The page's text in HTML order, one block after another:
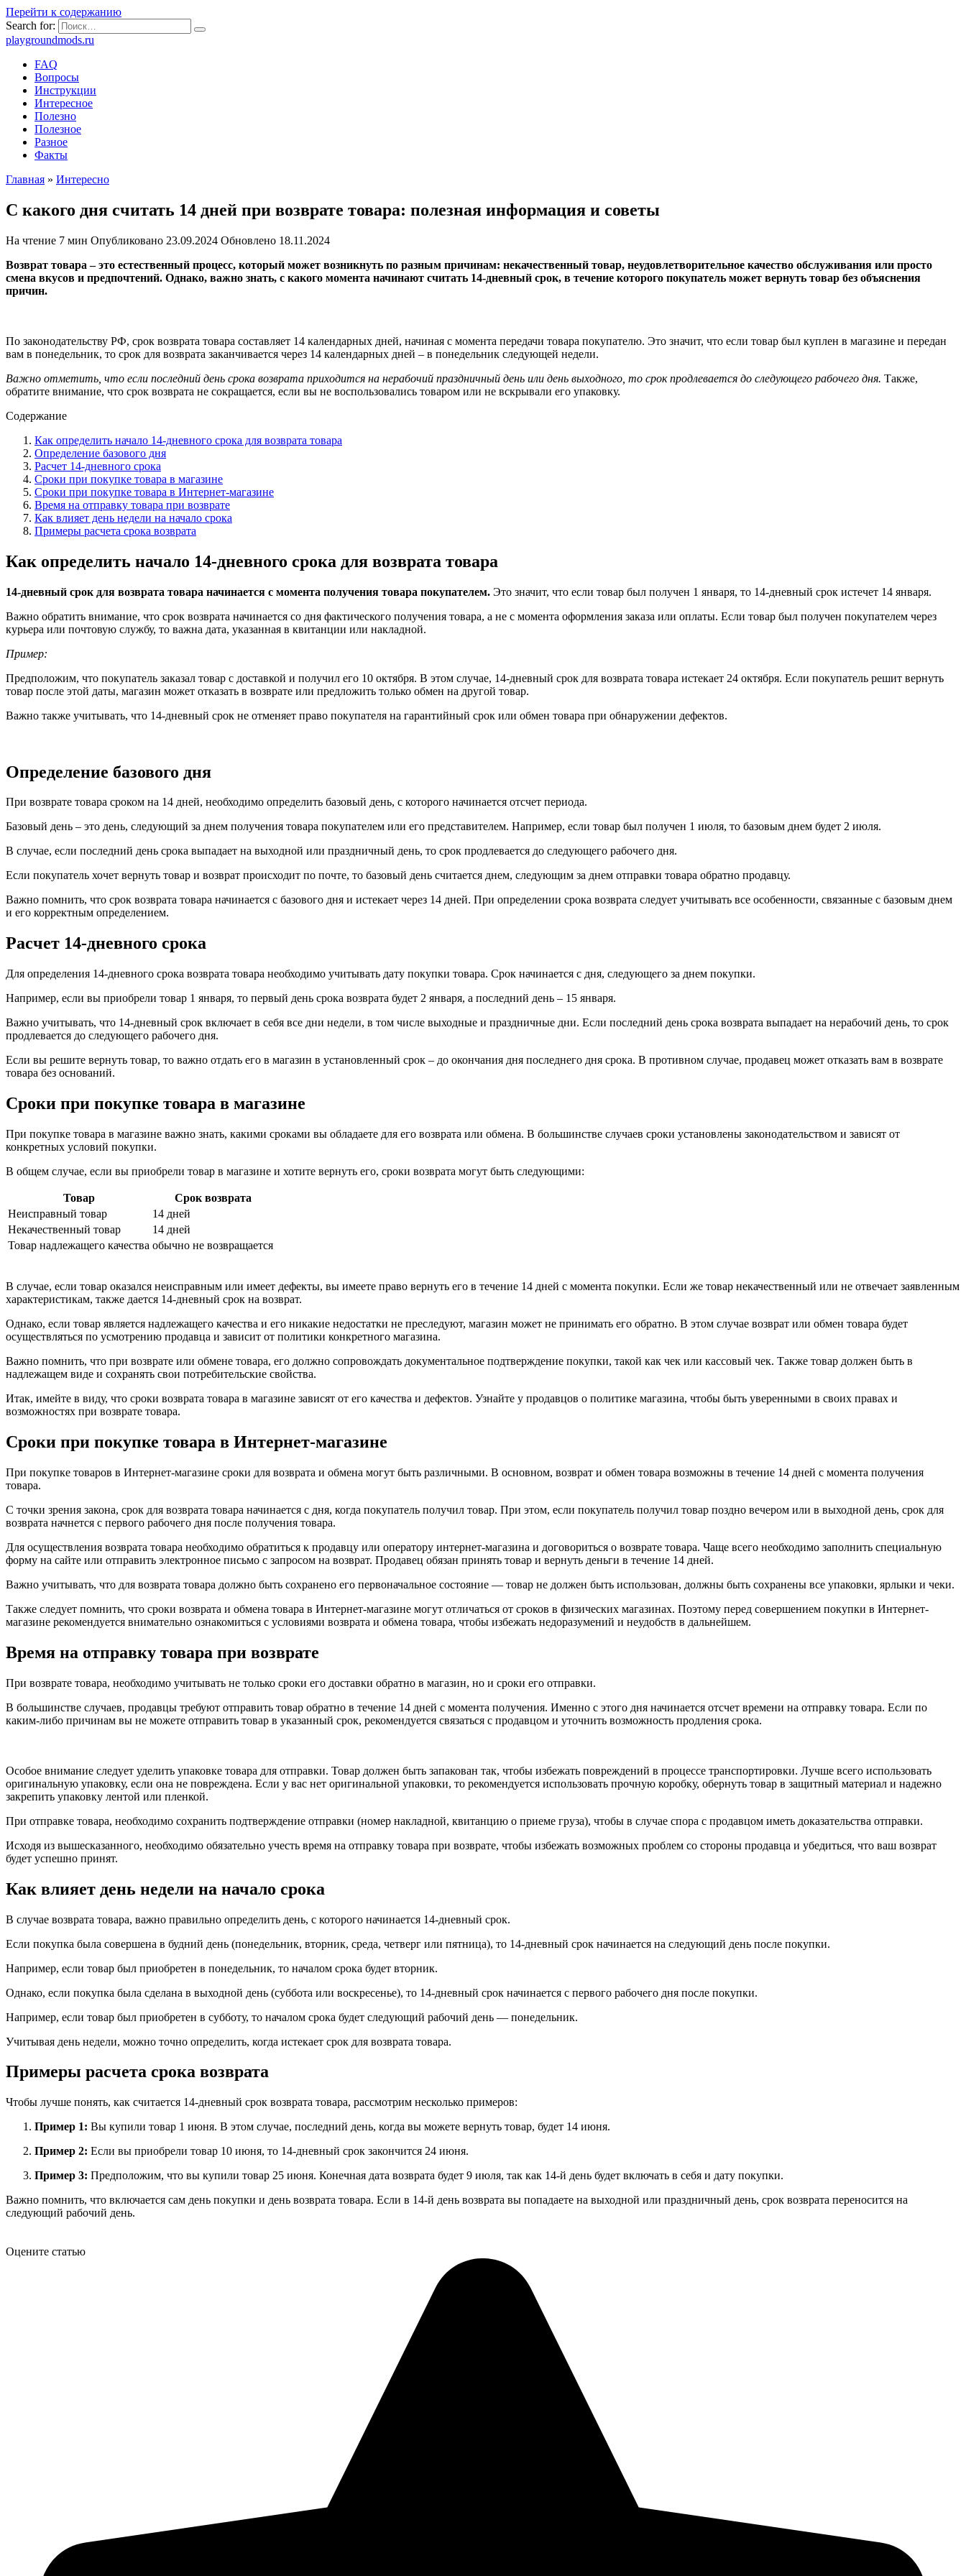
Перейти к содержанию
Search for:
playgroundmods.ru
FAQ
Вопросы
Инструкции
Интересное
Полезно
Полезное
Разное
Факты
Главная » Интересно
С какого дня считать 14 дней при возврате товара: полезная информация и советы
На чтение 7 мин Опубликовано 23.09.2024 Обновлено 18.11.2024
Возврат товара – это естественный процесс, который может возникнуть по разным причинам: некачественный товар, неудовлетворительное качество обслуживания или просто
смена вкусов и предпочтений. Однако, важно знать, с какого момента начинают считать 14-дневный срок, в течение которого покупатель может вернуть товар без объяснения
причин.
По законодательству РФ, срок возврата товара составляет 14 календарных дней, начиная с момента передачи товара покупателю. Это значит, что если товар был куплен в магазине и передан
вам в понедельник, то срок для возврата заканчивается через 14 календарных дней – в понедельник следующей недели.
Важно отметить, что если последний день срока возврата приходится на нерабочий праздничный день или день выходного, то срок продлевается до следующего рабочего дня. Также,
обратите внимание, что срок возврата не сокращается, если вы не воспользовались товаром или не вскрывали его упаковку.
Содержание
Как определить начало 14-дневного срока для возврата товара
Определение базового дня
Расчет 14-дневного срока
Сроки при покупке товара в магазине
Сроки при покупке товара в Интернет-магазине
Время на отправку товара при возврате
Как влияет день недели на начало срока
Примеры расчета срока возврата
Как определить начало 14-дневного срока для возврата товара
14-дневный срок для возврата товара начинается с момента получения товара покупателем. Это значит, что если товар был получен 1 января, то 14-дневный срок истечет 14 января.
Важно обратить внимание, что срок возврата начинается со дня фактического получения товара, а не с момента оформления заказа или оплаты. Если товар был получен покупателем через
курьера или почтовую службу, то важна дата, указанная в квитанции или накладной.
Пример:
Предположим, что покупатель заказал товар с доставкой и получил его 10 октября. В этом случае, 14-дневный срок для возврата товара истекает 24 октября. Если покупатель решит вернуть
товар после этой даты, магазин может отказать в возврате или предложить только обмен на другой товар.
Важно также учитывать, что 14-дневный срок не отменяет право покупателя на гарантийный срок или обмен товара при обнаружении дефектов.
Определение базового дня
При возврате товара сроком на 14 дней, необходимо определить базовый день, с которого начинается отсчет периода.
Базовый день – это день, следующий за днем получения товара покупателем или его представителем. Например, если товар был получен 1 июля, то базовым днем будет 2 июля.
В случае, если последний день срока выпадает на выходной или праздничный день, то срок продлевается до следующего рабочего дня.
Если покупатель хочет вернуть товар и возврат происходит по почте, то базовый день считается днем, следующим за днем отправки товара обратно продавцу.
Важно помнить, что срок возврата товара начинается с базового дня и истекает через 14 дней. При определении срока возврата следует учитывать все особенности, связанные с базовым днем
и его корректным определением.
Расчет 14-дневного срока
Для определения 14-дневного срока возврата товара необходимо учитывать дату покупки товара. Срок начинается с дня, следующего за днем покупки.
Например, если вы приобрели товар 1 января, то первый день срока возврата будет 2 января, а последний день – 15 января.
Важно учитывать, что 14-дневный срок включает в себя все дни недели, в том числе выходные и праздничные дни. Если последний день срока возврата выпадает на нерабочий день, то срок
продлевается до следующего рабочего дня.
Если вы решите вернуть товар, то важно отдать его в магазин в установленный срок – до окончания дня последнего дня срока. В противном случае, продавец может отказать вам в возврате
товара без оснований.
Сроки при покупке товара в магазине
При покупке товара в магазине важно знать, какими сроками вы обладаете для его возврата или обмена. В большинстве случаев сроки установлены законодательством и зависят от
конкретных условий покупки.
В общем случае, если вы приобрели товар в магазине и хотите вернуть его, сроки возврата могут быть следующими:
Товар
Срок возврата
Неисправный товар
14 дней
Некачественный товар
14 дней
Товар надлежащего качества обычно не возвращается
В случае, если товар оказался неисправным или имеет дефекты, вы имеете право вернуть его в течение 14 дней с момента покупки. Если же товар некачественный или не отвечает заявленным
характеристикам, также дается 14-дневный срок на возврат.
Однако, если товар является надлежащего качества и его никакие недостатки не преследуют, магазин может не принимать его обратно. В этом случае возврат или обмен товара будет
осуществляться по усмотрению продавца и зависит от политики конкретного магазина.
Важно помнить, что при возврате или обмене товара, его должно сопровождать документальное подтверждение покупки, такой как чек или кассовый чек. Также товар должен быть в
надлежащем виде и сохранять свои потребительские свойства.
Итак, имейте в виду, что сроки возврата товара в магазине зависят от его качества и дефектов. Узнайте у продавцов о политике магазина, чтобы быть уверенными в своих правах и
возможностях при возврате товара.
Сроки при покупке товара в Интернет-магазине
При покупке товаров в Интернет-магазине сроки для возврата и обмена могут быть различными. В основном, возврат и обмен товара возможны в течение 14 дней с момента получения
товара.
С точки зрения закона, срок для возврата товара начинается с дня, когда покупатель получил товар. При этом, если покупатель получил товар поздно вечером или в выходной день, срок для
возврата начнется с первого рабочего дня после получения товара.
Для осуществления возврата товара необходимо обратиться к продавцу или оператору интернет-магазина и договориться о возврате товара. Чаще всего необходимо заполнить специальную
форму на сайте или отправить электронное письмо с запросом на возврат. Продавец обязан принять товар и вернуть деньги в течение 14 дней.
Важно учитывать, что для возврата товара должно быть сохранено его первоначальное состояние — товар не должен быть использован, должны быть сохранены все упаковки, ярлыки и чеки.
Также следует помнить, что сроки возврата и обмена товара в Интернет-магазине могут отличаться от сроков в физических магазинах. Поэтому перед совершением покупки в Интернет-
магазине рекомендуется внимательно ознакомиться с условиями возврата и обмена товара, чтобы избежать недоразумений и неудобств в дальнейшем.
Время на отправку товара при возврате
При возврате товара, необходимо учитывать не только сроки его доставки обратно в магазин, но и сроки его отправки.
В большинстве случаев, продавцы требуют отправить товар обратно в течение 14 дней с момента получения. Именно с этого дня начинается отсчет времени на отправку товара. Если по
каким-либо причинам вы не можете отправить товар в указанный срок, рекомендуется связаться с продавцом и уточнить возможность продления срока.
Особое внимание следует уделить упаковке товара для отправки. Товар должен быть запакован так, чтобы избежать повреждений в процессе транспортировки. Лучше всего использовать
оригинальную упаковку, если она не повреждена. Если у вас нет оригинальной упаковки, то рекомендуется использовать прочную коробку, обернуть товар в защитный материал и надежно
закрепить упаковку лентой или пленкой.
При отправке товара, необходимо сохранить подтверждение отправки (номер накладной, квитанцию о приеме груза), чтобы в случае спора с продавцом иметь доказательства отправки.
Исходя из вышесказанного, необходимо обязательно учесть время на отправку товара при возврате, чтобы избежать возможных проблем со стороны продавца и убедиться, что ваш возврат
будет успешно принят.
Как влияет день недели на начало срока
В случае возврата товара, важно правильно определить день, с которого начинается 14-дневный срок.
Если покупка была совершена в будний день (понедельник, вторник, среда, четверг или пятница), то 14-дневный срок начинается на следующий день после покупки.
Например, если товар был приобретен в понедельник, то началом срока будет вторник.
Однако, если покупка была сделана в выходной день (суббота или воскресенье), то 14-дневный срок начинается с первого рабочего дня после покупки.
Например, если товар был приобретен в субботу, то началом срока будет следующий рабочий день — понедельник.
Учитывая день недели, можно точно определить, когда истекает срок для возврата товара.
Примеры расчета срока возврата
Чтобы лучше понять, как считается 14-дневный срок возврата товара, рассмотрим несколько примеров:
Пример 1: Вы купили товар 1 июня. В этом случае, последний день, когда вы можете вернуть товар, будет 14 июня.
Пример 2: Если вы приобрели товар 10 июня, то 14-дневный срок закончится 24 июня.
Пример 3: Предположим, что вы купили товар 25 июня. Конечная дата возврата будет 9 июля, так как 14-й день будет включать в себя и дату покупки.
Важно помнить, что включается сам день покупки и день возврата товара. Если в 14-й день возврата вы попадаете на выходной или праздничный день, срок возврата переносится на
следующий рабочий день.
Оцените статью